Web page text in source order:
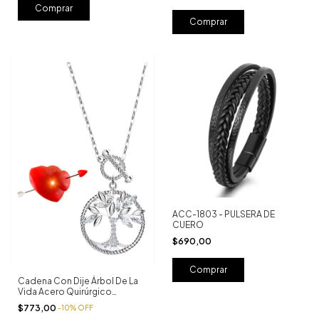
Cadena Con Dije Árbol De La
Vida Acero Quirúrgico
Brillantes
$773,00 -10% OFF
ACC-1803 - PULSERA DE
CUERO
$690,00